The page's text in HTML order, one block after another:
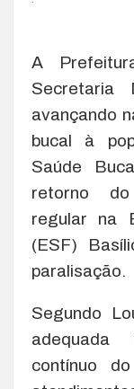
A
Secretaria
avançando
bucal à
Saúde
retorno do
regular na
(ESF)
paralisação.
Segundo
adequada
contínuo